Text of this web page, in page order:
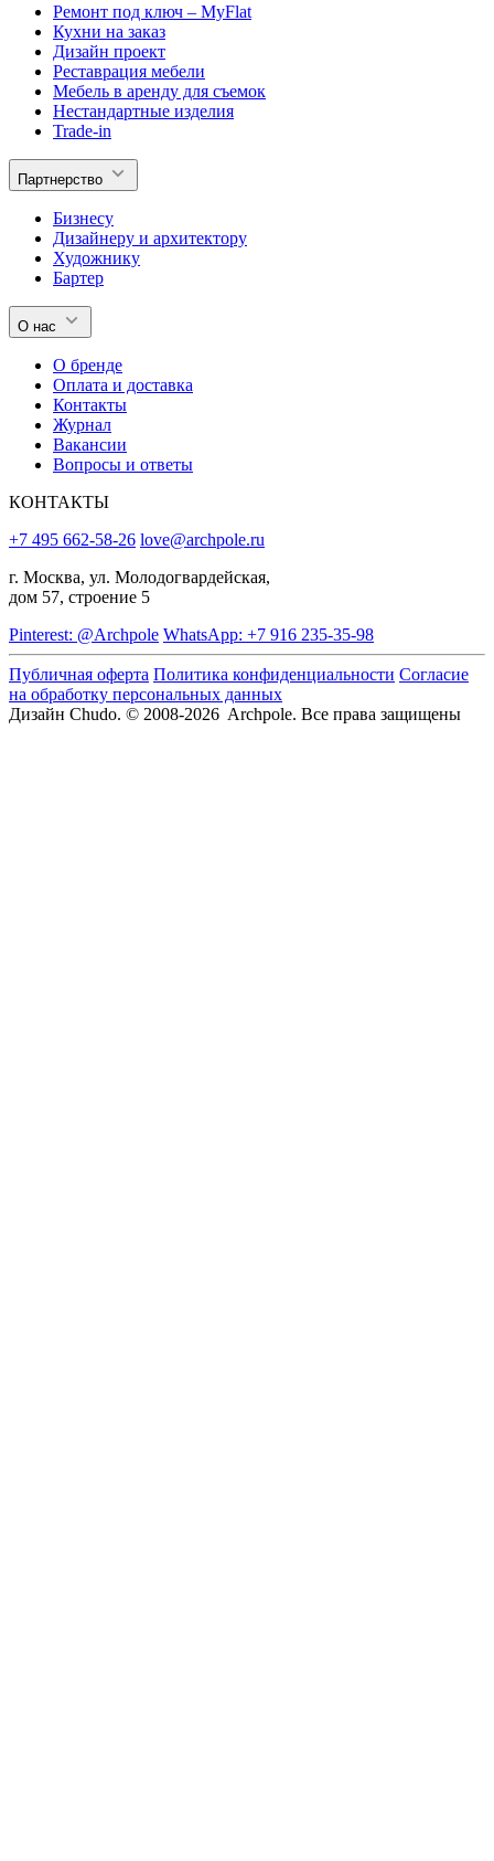
Ремонт под ключ – MyFlat
Кухни на заказ
Дизайн проект
Реставрация мебели
Мебель в аренду для съемок
Нестандартные изделия
Trade-in
Партнерство
Бизнесу
Дизайнеру и архитектору
Художнику
Бартер
О нас
О бренде
Оплата и доставка
Контакты
Журнал
Вакансии
Вопросы и ответы
КОНТАКТЫ
+7 495 662-58-26 love@archpole.ru
г. Москва, ул. Молодогвардейская,
дом 57, строение 5
Pinterest: @Archpole WhatsApp: +7 916 235-35-98
Публичная оферта Политика конфиденциальности Согласие
на обработку персональных данных
Дизайн Chudo. © 2008-2026 Archpole. Все права защищены